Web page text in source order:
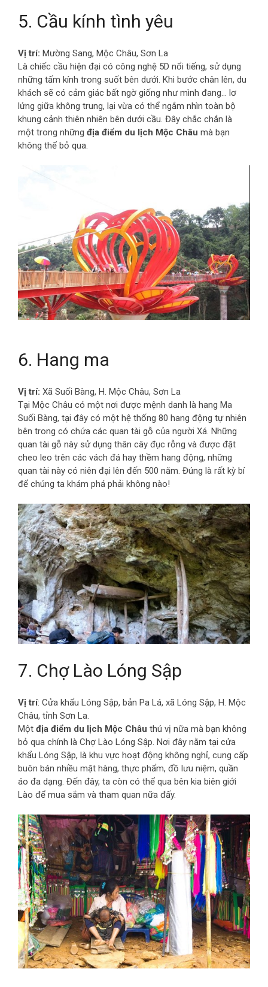
5. Cầu kính tình yêu
Vị trí: Mường Sang, Mộc Châu, Sơn La
Là chiếc cầu hiện đại có công nghệ 5D nổi tiếng, sử dụng
những tấm kính trong suốt bên dưới. Khi bước chân lên, du
khách sẽ có cảm giác bất ngờ giống như mình đang… lơ
lửng giữa không trung, lại vừa có thể ngắm nhìn toàn bộ
khung cảnh thiên nhiên bên dưới cầu. Đây chắc chắn là
một trong những địa điểm du lịch Mộc Châu mà bạn
không thể bỏ qua.
6. Hang ma
Vị trí: Xã Suối Bàng, H. Mộc Châu, Sơn La
Tại Mộc Châu có một nơi được mệnh danh là hang Ma
Suối Bàng, tại đây có một hệ thống 80 hang động tự nhiên
bên trong có chứa các quan tài gỗ của người Xá. Những
quan tài gỗ này sử dụng thân cây đục rỗng và được đặt
cheo leo trên các vách đá hay thềm hang động, những
quan tài này có niên đại lên đến 500 năm. Đúng là rất kỳ bí
để chúng ta khám phá phải không nào!
7. Chợ Lào Lóng Sập
Vị trí: Cửa khẩu Lóng Sập, bản Pa Lá, xã Lóng Sập, H. Mộc
Châu, tỉnh Sơn La.
Một địa điểm du lịch Mộc Châu thú vị nữa mà bạn không
bỏ qua chính là Chợ Lào Lóng Sập. Nơi đây nằm tại cửa
khẩu Lóng Sập, là khu vực hoạt động không nghỉ, cung cấp
buôn bán nhiều mặt hàng, thực phẩm, đồ lưu niệm, quần
áo đa dạng. Đến đây, ta còn có thể qua bên kia biên giới
Lào để mua sắm và tham quan nữa đấy.